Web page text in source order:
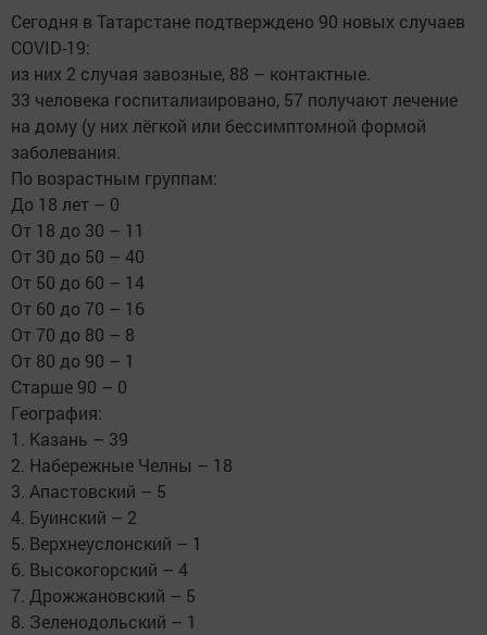
Сегодня в Татарстане подтверждено 90 новых случаев
COVID-19:
из них 2 случая завозные, 88 – контактные.
33 человека госпитализировано, 57 получают лечение
на дому (у них лёгкой или бессимптомной формой
заболевания.
По возрастным группам:
До 18 лет – 0
От 18 до 30 – 11
От 30 до 50 – 40
От 50 до 60 – 14
От 60 до 70 – 16
От 70 до 80 – 8
От 80 до 90 – 1
Старше 90 – 0
География:
1. Казань – 39
2. Набережные Челны – 18
3. Апастовский – 5
4. Буинский – 2
5. Верхнеуслонский – 1
6. Высокогорский – 4
7. Дрожжановский – 5
8. Зеленодольский – 1